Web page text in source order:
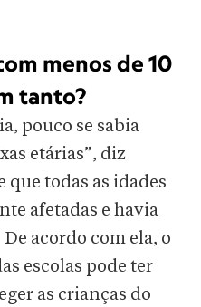
menos de 10
tanto?
pouco se sabia
etárias”, diz
que todas as idades
afetadas e havia
acordo com ela, o
escolas pode ter
as crianças do